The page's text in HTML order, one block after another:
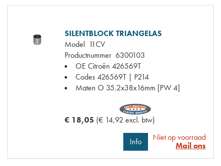
SILENTBLOCK TRIANGELAS
Model 11CV
Productnummer 6300103
OE Citroën 426569T
Codes426569T | P214
Maten O 35.2x38x16mm [PW 4]
€ 18,05 (€ 14,92 excl. btw)
Info
Niet op voorraad
Mail ons